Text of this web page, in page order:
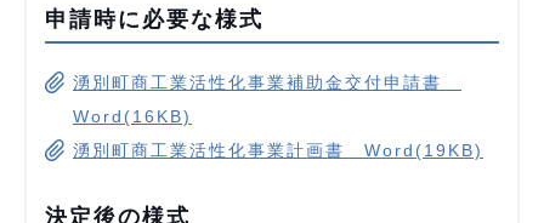
申請時に必要な様式
湧別町商工業活性化事業補助金交付申請書
Word(16KB)
湧別町商工業活性化事業計画書 Word(19KB)
決定後の様式